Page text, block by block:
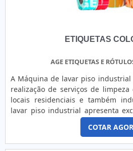
ETIQUETAS
AGE ETIQUETAS E
A Máquina de lavar piso
realização de serviços de
locais residenciais e também
lavar piso industrial apresenta
diferentes tipos de pisos. Na empresa Multitec você
encontra os melhores
empresa disponibiliza Máquina
COTAR